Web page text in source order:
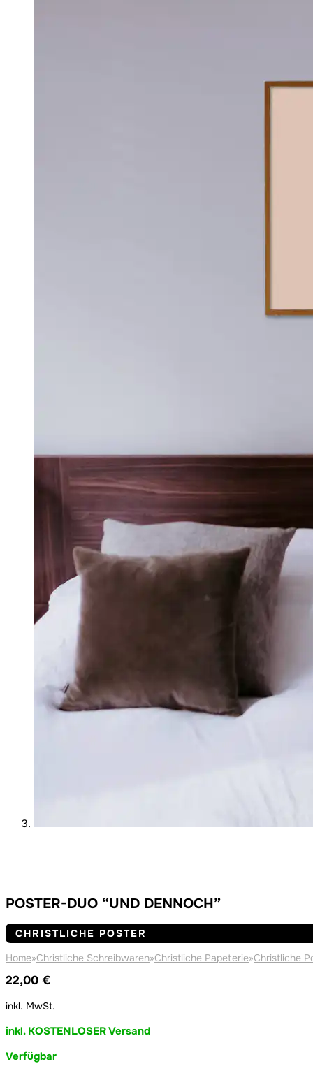
POSTER-DUO “UND DENNOCH”
CHRISTLICHE POSTER
Home»Christliche Schreibwaren»Christliche Papeterie»Christliche
22,00 €
inkl. MwSt.
inkl. KOSTENLOSER Versand
Verfügbar